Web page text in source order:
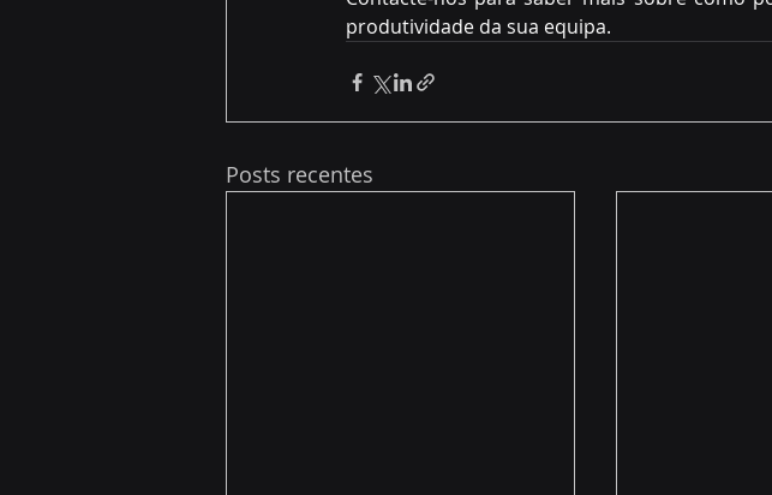
produtividade da sua equipa.
Posts recentes